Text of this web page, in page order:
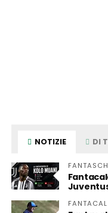
NOTIZIE DI